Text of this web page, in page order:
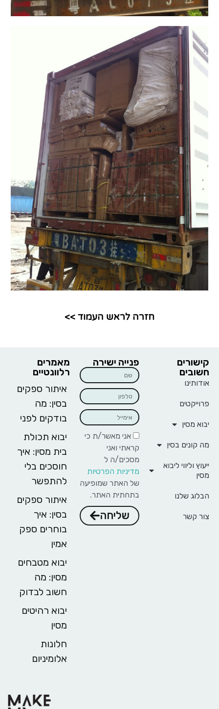
חזרה לראש העמוד >>
מאמרים
רלוונטיים
איתור ספקים
בסין: מה
בודקים לפני
יבוא תכולת
בית מסין: איך
חוסכים בלי
להתפשר
איתור ספקים
בסין: איך
בוחרים ספק
אמין
יבוא מטבחים
מסין: מה
חשוב לבדוק
יבוא רהיטים
מסין
חלונות
אלומיניום
קישורים
חשובים
אודותינו
פרוייקטים
יבוא מסין
מה קונים בסין
ייעוץ וליווי ליבוא
מסין
הבלוג שלנו
צור קשר
פנייה ישירה
אני מאשר/ת כי
קראתי ואני
מסכים/ה ל
מדיניות הפרטיות
של האתר שמופיעה
בתחתית האתר.
שליחה